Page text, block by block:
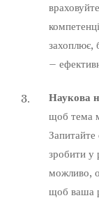
захоплює,
–
Наукова
щоб тема
зробити у
можливо,
щоб ваша